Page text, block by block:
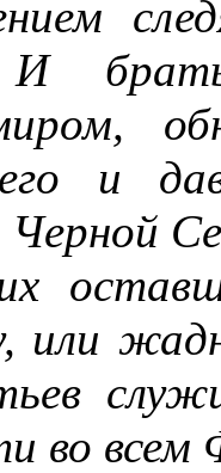
И
и
Черной
или
во всем